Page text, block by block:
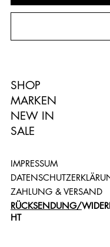
SHOP
MARKEN
NEW IN
SALE
IMPRESSUM
ZAHLUNG & VERSAND
RÜCKSENDUNG/
HT